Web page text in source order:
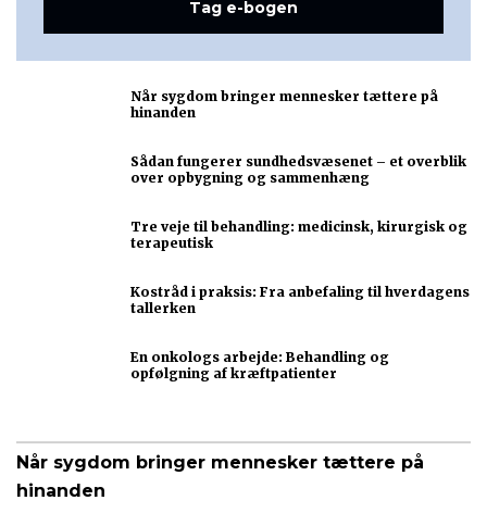
Tag e-bogen
Når sygdom bringer mennesker tættere på
hinanden
Sådan fungerer sundhedsvæsenet – et overblik
over opbygning og sammenhæng
Tre veje til behandling: medicinsk, kirurgisk og
terapeutisk
Kostråd i praksis: Fra anbefaling til hverdagens
tallerken
En onkologs arbejde: Behandling og
opfølgning af kræftpatienter
Når sygdom bringer mennesker tættere på
hinanden